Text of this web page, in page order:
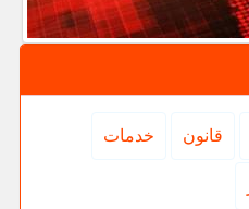
قانون خدمات